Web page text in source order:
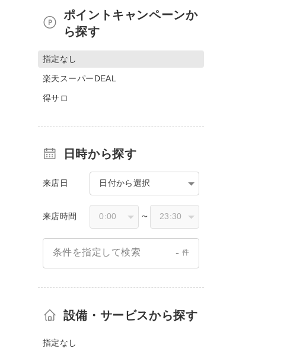
ポイントキャンペーンか
ら探す
指定なし
楽天スーパーDEAL
得サロ
日時から探す
来店日 日付から選択
来店時間 〜
条件を指定して検索 - 件
設備・サービスから探す
指定なし